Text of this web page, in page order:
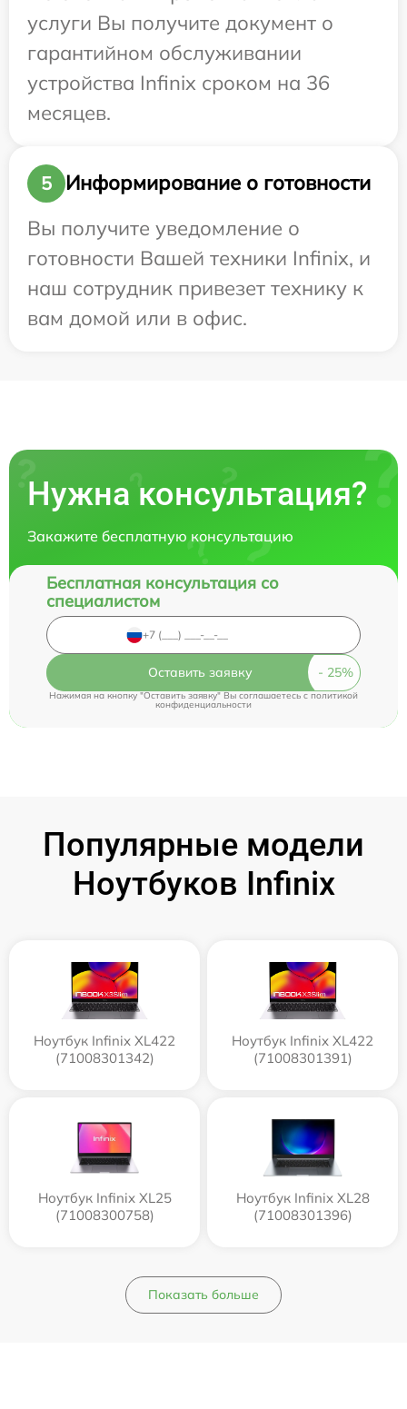
услуги Вы получите документ о
гарантийном обслуживании
устройства Infinix сроком на 36
месяцев.
5
Информирование о готовности
Вы получите уведомление о
готовности Вашей техники Infinix, и
наш сотрудник привезет технику к
вам домой или в офис.
Нужна консультация?
Закажите бесплатную консультацию
Бесплатная консультация со
специалистом
Оставить заявку
Нажимая на кнопку "Оставить заявку" Вы соглашаетесь cполитикой
конфиденциальности
Популярные модели
Ноутбуков Infinix
Ноутбук Infinix XL422
(71008301342)
Ноутбук Infinix XL422
(71008301391)
Ноутбук Infinix XL25
(71008300758)
Ноутбук Infinix XL28
(71008301396)
Показать больше